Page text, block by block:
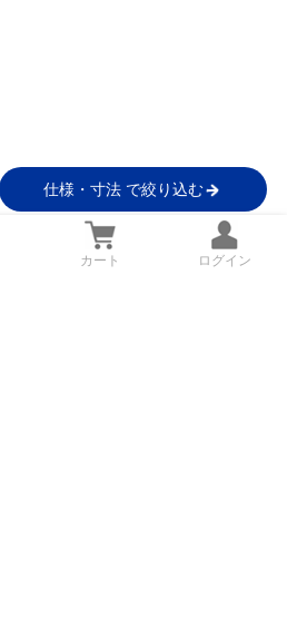
仕様・寸法 で絞り込む
カート ログイン